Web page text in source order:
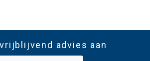
advies aan